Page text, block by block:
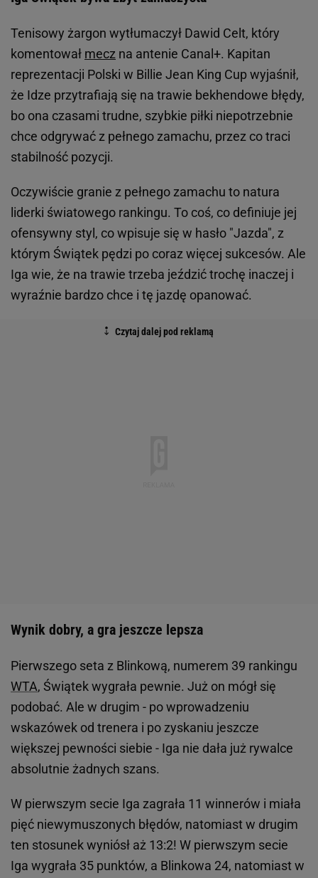
Tenisowy żargon wytłumaczył Dawid Celt, który
komentował mecz na antenie Canal+. Kapitan
reprezentacji Polski w Billie Jean King Cup wyjaśnił,
że Idze przytrafiają się na trawie bekhendowe błędy,
bo ona czasami trudne, szybkie piłki niepotrzebnie
chce odgrywać z pełnego zamachu, przez co traci
stabilność pozycji.
Oczywiście granie z pełnego zamachu to natura
liderki światowego rankingu. To coś, co definiuje jej
ofensywny styl, co wpisuje się w hasło "Jazda", z
którym Świątek pędzi po coraz więcej sukcesów. Ale
Iga wie, że na trawie trzeba jeździć trochę inaczej i
wyraźnie bardzo chce i tę jazdę opanować.
Wynik dobry, a gra jeszcze lepsza
Pierwszego seta z Blinkową, numerem 39 rankingu
WTA, Świątek wygrała pewnie. Już on mógł się
podobać. Ale w drugim - po wprowadzeniu
wskazówek od trenera i po zyskaniu jeszcze
większej pewności siebie - Iga nie dała już rywalce
absolutnie żadnych szans.
W pierwszym secie Iga zagrała 11 winnerów i miała
pięć niewymuszonych błędów, natomiast w drugim
ten stosunek wyniósł aż 13:2! W pierwszym secie
Iga wygrała 35 punktów, a Blinkowa 24, natomiast w